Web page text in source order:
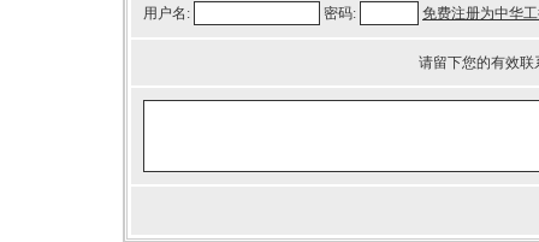
用户名: 密码: 免费注册为中华
请留下您的有效